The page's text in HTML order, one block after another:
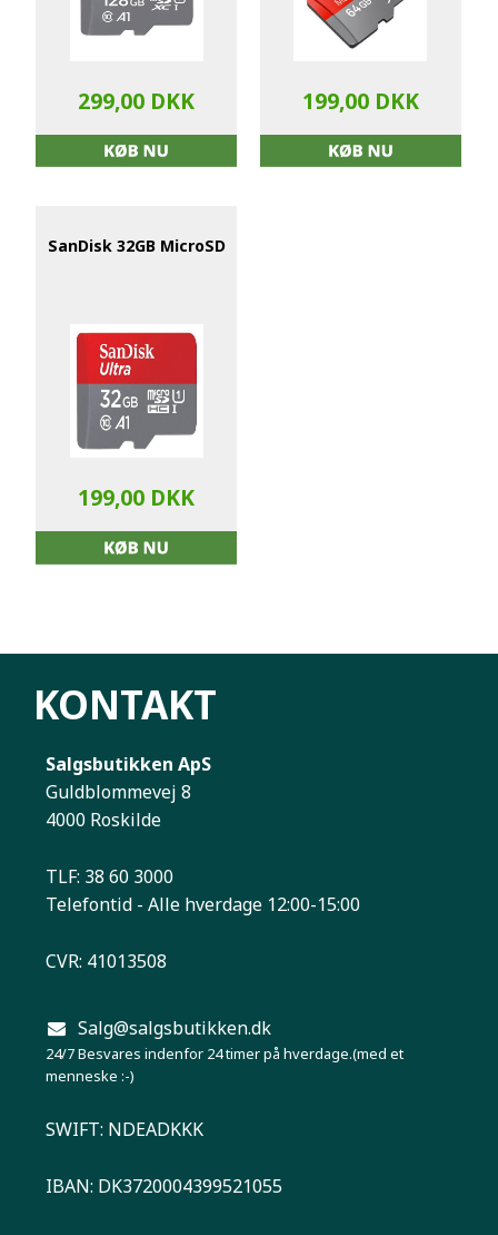
299,00 DKK 199,00 DKK
SanDisk 32GB MicroSD
199,00 DKK
KONTAKT
Salgsbutikken ApS
Guldblommevej 8
4000 Roskilde
TLF: 38 60 3000
Telefontid - Alle hverdage 12:00-15:00
CVR: 41013508
Salg@salgsbutikken.dk
24/7 Besvares indenfor 24 timer på hverdage.(med et
menneske :-)
SWIFT: NDEADKKK
IBAN: DK3720004399521055